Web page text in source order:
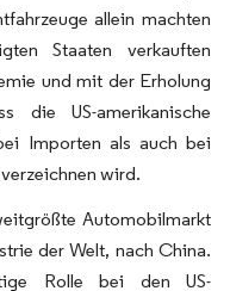
allein machten
Staaten verkauften
und mit der Erholung
die US-amerikanische
Importen als auch bei
wird.
Automobilmarkt
der Welt, nach China.
Rolle bei den US-